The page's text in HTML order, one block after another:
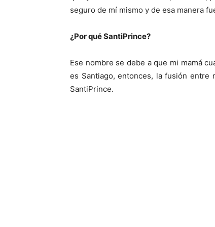
seguro de mí mismo y de esa manera
¿Por qué SantiPrince?
Ese nombre se debe a que mi mamá
es Santiago, entonces, la fusión
SantiPrince.